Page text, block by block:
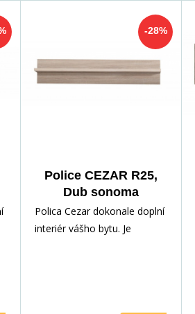
-28%
Police CEZAR R25,
Dub sonoma
Polica Cezar dokonale doplní
interiér vášho bytu. Je